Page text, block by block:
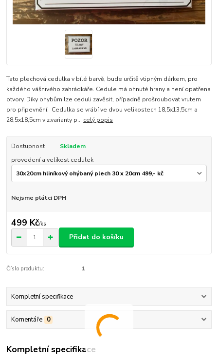
Tato plechová cedulka v bílé barvě, bude určitě vtipným dárkem, pro
každého vášnivého zahrádkáře. Cedule má ohnuté hrany a není opatřena
otvory. Díky ohybům lze ceduli zavěsit, případně prošroubovat vrutem
pro připevnění. Cedulka se vrábí ve dvou velikostech 18,5x13,5cm a
28,5x18,5cm viz.varianty p... celý popis
Dostupnost
Skladem
provedení a velikost cedulek
Nejsme plátci DPH
499 Kč/ks
Přidat do košíku
Číslo produktu: 1
Kompletní specifikace
Komentáře 0
Kompletní specifikace